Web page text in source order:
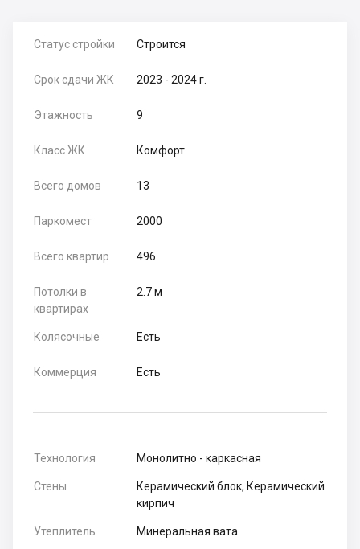
Статус стройки Строится
Срок сдачи ЖК 2023 - 2024 г.
Этажность 9
Класс ЖК Комфорт
Всего домов 13
Паркомест 2000
Всего квартир 496
Потолки в
квартирах
2.7 м
Колясочные Есть
Коммерция Есть
Технология Монолитно - каркасная
Стены
Керамический блок, Керамический
кирпич
Утеплитель Минеральная вата